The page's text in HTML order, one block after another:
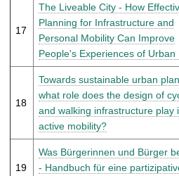
17
The Liveable City - How
Planning for Infrastructure and
Personal Mobility Can Improve
People's Experiences of Urban
18
Towards sustainable urban
what role does the design of
and walking infrastructure play
active mobility?
19
Was Bürgerinnen und Bürger
- Handbuch für eine